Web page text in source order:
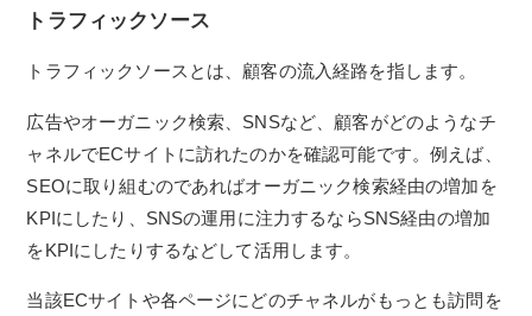
トラフィックソース
トラフィックソースとは、顧客の流入経路を指します。
広告やオーガニック検索、SNSなど、顧客がどのようなチ
ャネルでECサイトに訪れたのかを確認可能です。例えば、
SEOに取り組むのであればオーガニック検索経由の増加を
KPIにしたり、SNSの運用に注力するならSNS経由の増加
をKPIにしたりするなどして活用します。
当該ECサイトや各ページにどのチャネルがもっとも訪問を